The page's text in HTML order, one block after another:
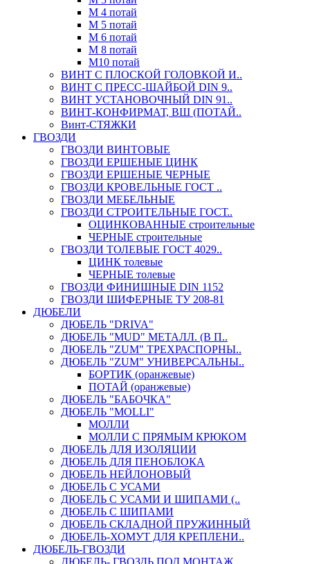
М 4 потай
М 5 потай
М 6 потай
М 8 потай
М10 потай
ВИНТ С ПЛОСКОЙ ГОЛОВКОЙ И..
ВИНТ С ПРЕСС-ШАЙБОЙ DIN 9..
ВИНТ УСТАНОВОЧНЫЙ DIN 91..
ВИНТ-КОНФИРМАТ, ВШ (ПОТАЙ..
Винт-СТЯЖКИ
ГВОЗДИ
ГВОЗДИ ВИНТОВЫЕ
ГВОЗДИ ЕРШЕНЫЕ ЦИНК
ГВОЗДИ ЕРШЕНЫЕ ЧЕРНЫЕ
ГВОЗДИ КРОВЕЛЬНЫЕ ГОСТ ..
ГВОЗДИ МЕБЕЛЬНЫЕ
ГВОЗДИ СТРОИТЕЛЬНЫЕ ГОСТ..
ОЦИНКОВАННЫЕ строительные
ЧЕРНЫЕ строительные
ГВОЗДИ ТОЛЕВЫЕ ГОСТ 4029..
ЦИНК толевые
ЧЕРНЫЕ толевые
ГВОЗДИ ФИНИШНЫЕ DIN 1152
ГВОЗДИ ШИФЕРНЫЕ ТУ 208-81
ДЮБЕЛИ
ДЮБЕЛЬ "DRIVA"
ДЮБЕЛЬ "MUD" МЕТАЛЛ. (В П..
ДЮБЕЛЬ "ZUM" ТРЕХРАСПОРНЫ..
ДЮБЕЛЬ "ZUM" УНИВЕРСАЛЬНЫ..
БОРТИК (оранжевые)
ПОТАЙ (оранжевые)
ДЮБЕЛЬ "БАБОЧКА"
ДЮБЕЛЬ "МOLLI"
МОЛЛИ
МОЛЛИ С ПРЯМЫМ КРЮКОМ
ДЮБЕЛЬ ДЛЯ ИЗОЛЯЦИИ
ДЮБЕЛЬ ДЛЯ ПЕНОБЛОКА
ДЮБЕЛЬ НЕЙЛОНОВЫЙ
ДЮБЕЛЬ С УСАМИ
ДЮБЕЛЬ С УСАМИ И ШИПАМИ (..
ДЮБЕЛЬ С ШИПАМИ
ДЮБЕЛЬ СКЛАДНОЙ ПРУЖИННЫЙ
ДЮБЕЛЬ-ХОМУТ ДЛЯ КРЕПЛЕНИ..
ДЮБЕЛЬ-ГВОЗДИ
ДЮБЕЛЬ- ГВОЗДЬ ПОД МОНТАЖ..